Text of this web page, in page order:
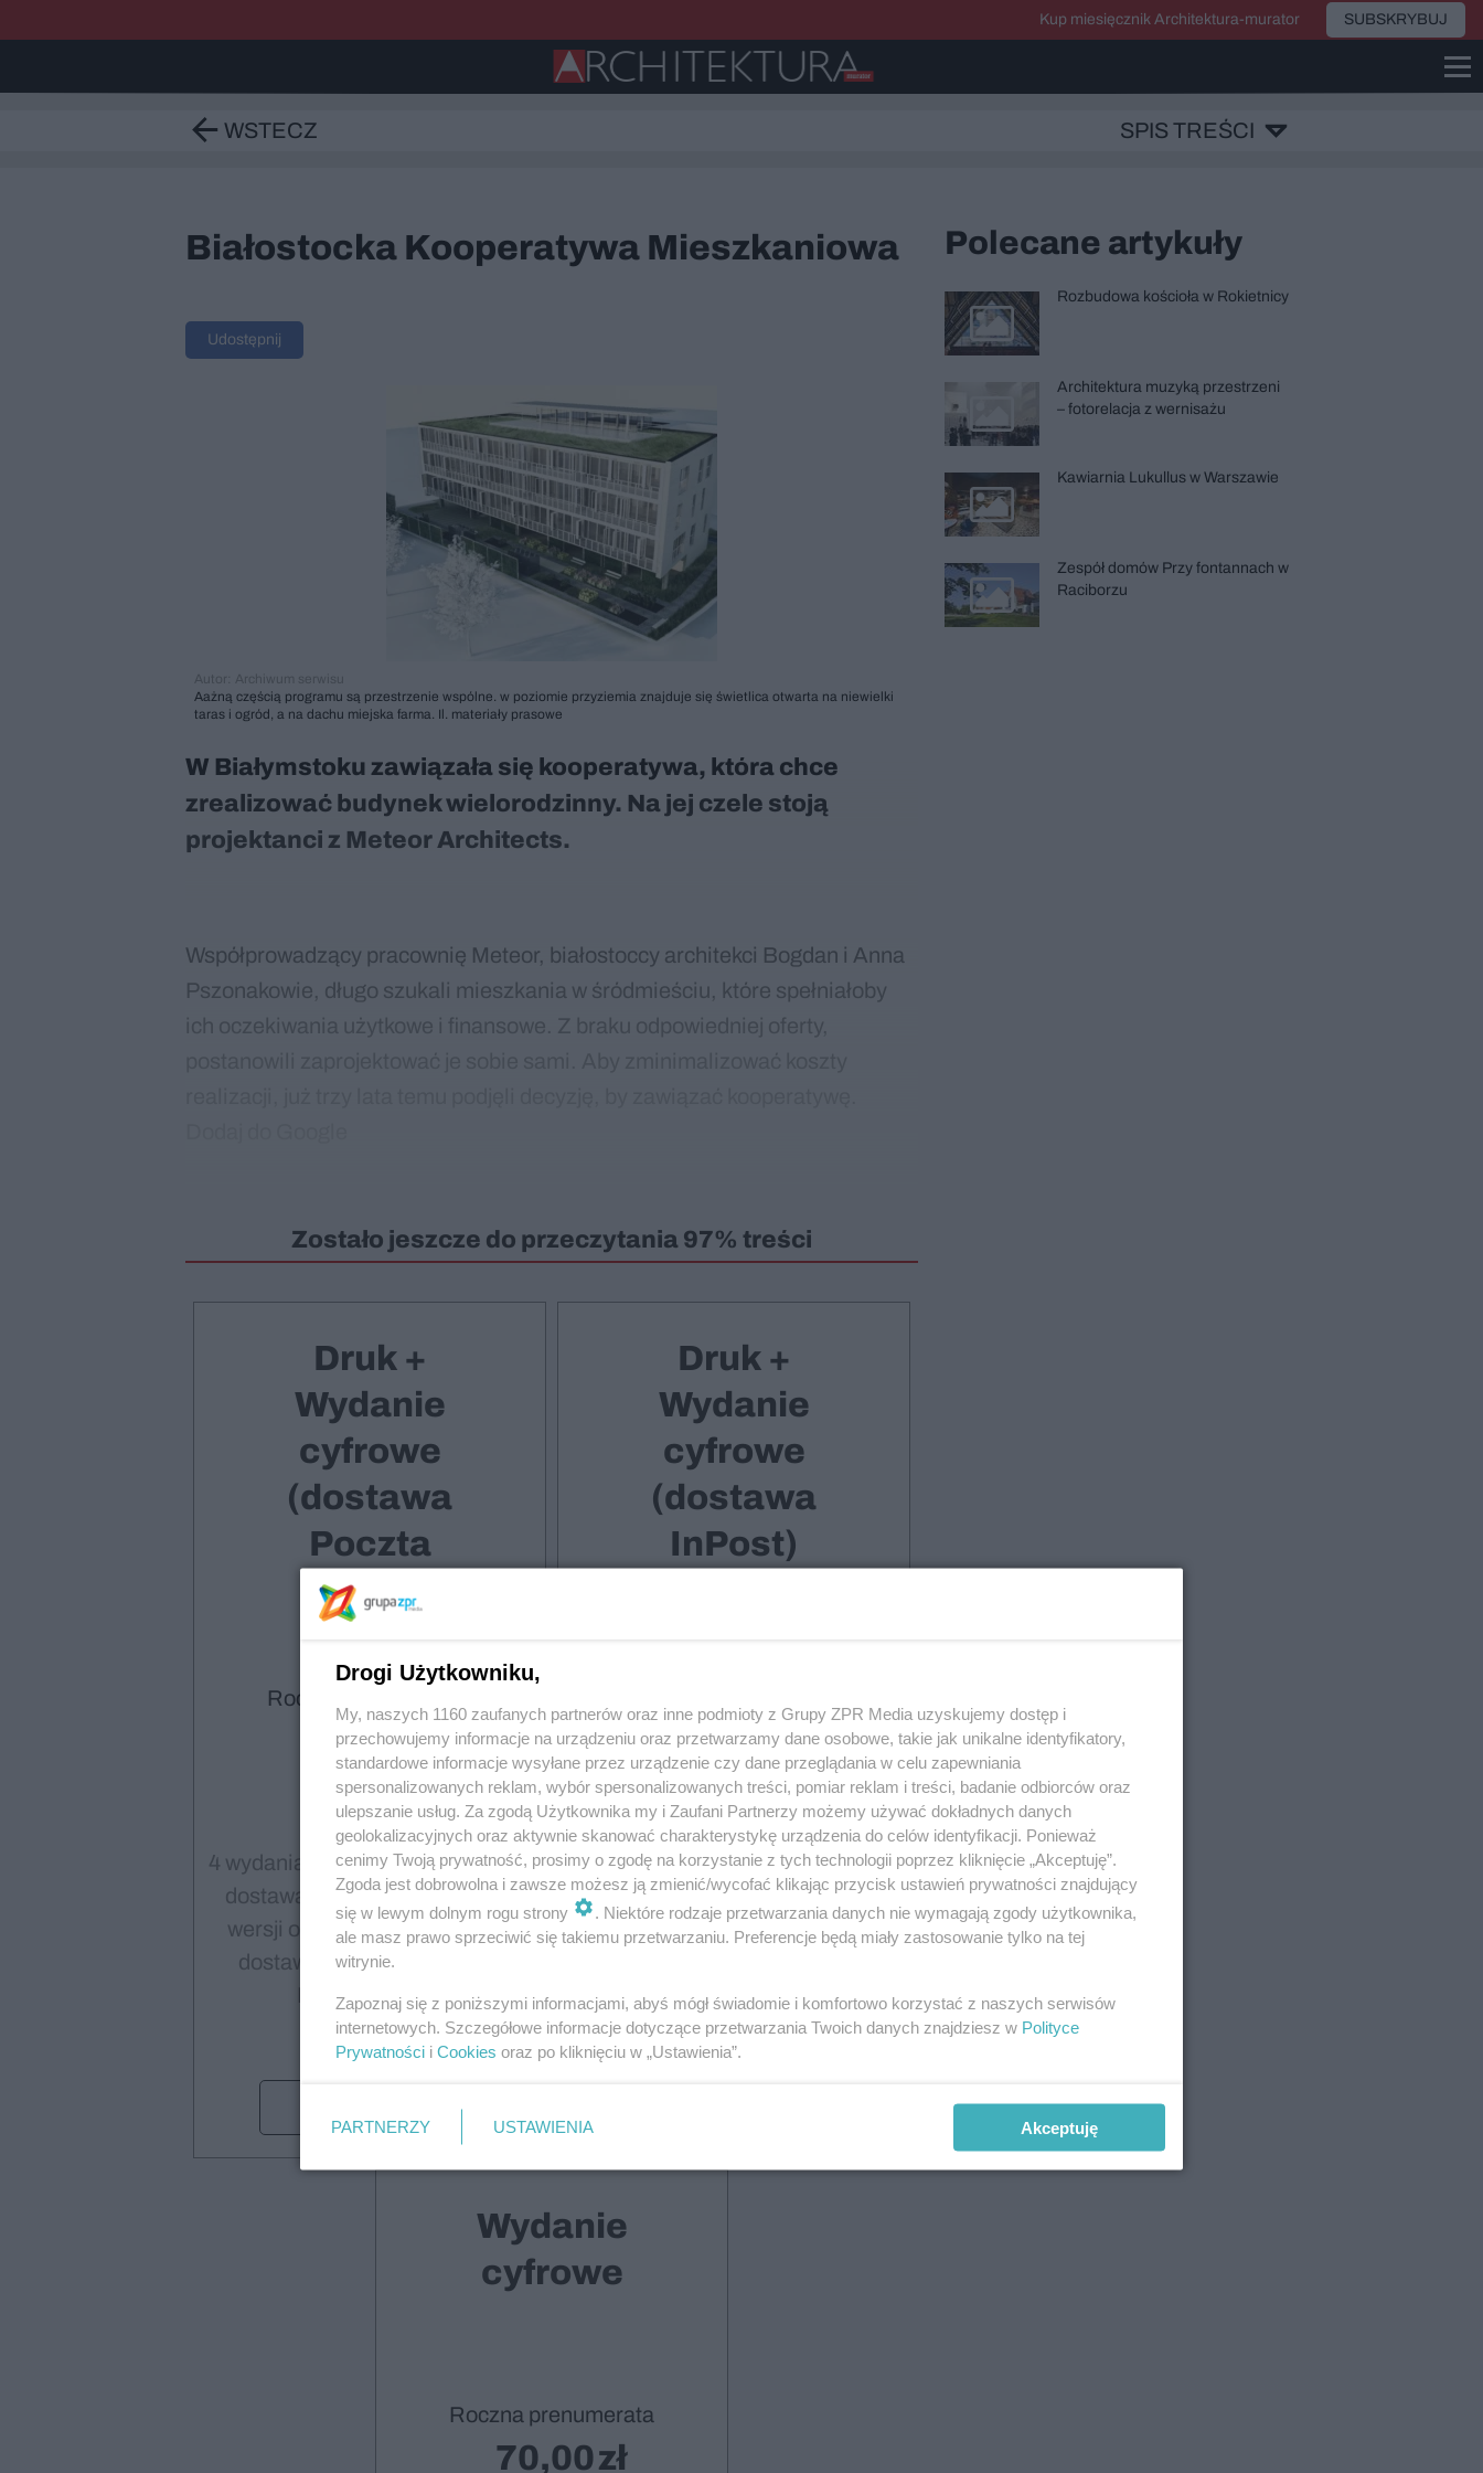
Kup miesięcznik Architektura-murator SUBSKRYBUJ
WSTECZ SPIS TREŚCI
Białostocka Kooperatywa Mieszkaniowa
Udostępnij
Autor: Archiwum serwisu
Aażną częścią programu są przestrzenie wspólne. w poziomie przyziemia znajduje się świetlica otwarta na niewielki
taras i ogród, a na dachu miejska farma. Il. materiały prasowe
W Białymstoku zawiązała się kooperatywa, która chce
zrealizować budynek wielorodzinny. Na jej czele stoją
projektanci z Meteor Architects.
Współprowadzący pracownię Meteor, białostoccy architekci Bogdan i Anna
Pszonakowie, długo szukali mieszkania w śródmieściu, które spełniałoby
ich oczekiwania użytkowe i finansowe. Z braku odpowiedniej oferty,
Zostało jeszcze do przeczytania 97% treści
Druk +
Wydanie
cyfrowe
(dostawa
Poczta
Polska)
Roczna prenumerata
130,00
4 wydania drukowane z bezpłatną
dostawą, 4 wydania cyfrowe w
wersji online i PDF, bezpłatna
dostawa za pośrednictwem
Poczty Polskiej
Druk +
Wydanie
cyfrowe
(dostawa
InPost)
150,00
4 wydania drukowane z bezpłatną
dostawą, 4 wydania cyfrowe w
wersji online i PDF, dostawa do
Paczkomatu InPost
Wydanie
cyfrowe
Roczna prenumerata
70,00
Polecane artykuły
Rozbudowa kościoła w Rokietnicy
Architektura muzyką przestrzeni
– fotorelacja z wernisażu
Kawiarnia Lukullus w Warszawie
Zespół domów Przy fontannach w
Raciborzu
Drogi Użytkowniku,
My, naszych 1160 zaufanych partnerów oraz inne podmioty z Grupy ZPR Media uzyskujemy dostęp i
przechowujemy informacje na urządzeniu oraz przetwarzamy dane osobowe, takie jak unikalne identyfikatory,
standardowe informacje wysyłane przez urządzenie czy dane przeglądania w celu zapewniania
spersonalizowanych reklam, wybór spersonalizowanych treści, pomiar reklam i treści, badanie odbiorców oraz
ulepszanie usług. Za zgodą Użytkownika my i Zaufani Partnerzy możemy używać dokładnych danych
geolokalizacyjnych oraz aktywnie skanować charakterystykę urządzenia do celów identyfikacji. Ponieważ
cenimy Twoją prywatność, prosimy o zgodę na korzystanie z tych technologii poprzez kliknięcie „Akceptuję”.
Zgoda jest dobrowolna i zawsze możesz ją zmienić/wycofać klikając przycisk ustawień prywatności znajdujący
się w lewym dolnym rogu strony
. Niektóre rodzaje przetwarzania danych nie wymagają zgody użytkownika,
ale masz prawo sprzeciwić się takiemu przetwarzaniu. Preferencje będą miały zastosowanie tylko na tej
witrynie.
Zapoznaj się z poniższymi informacjami, abyś mógł świadomie i komfortowo korzystać z naszych serwisów
internetowych. Szczegółowe informacje dotyczące przetwarzania Twoich danych znajdziesz w Polityce
Prywatności i Cookies oraz po kliknięciu w „Ustawienia”.
PARTNERZY USTAWIENIA Akceptuję